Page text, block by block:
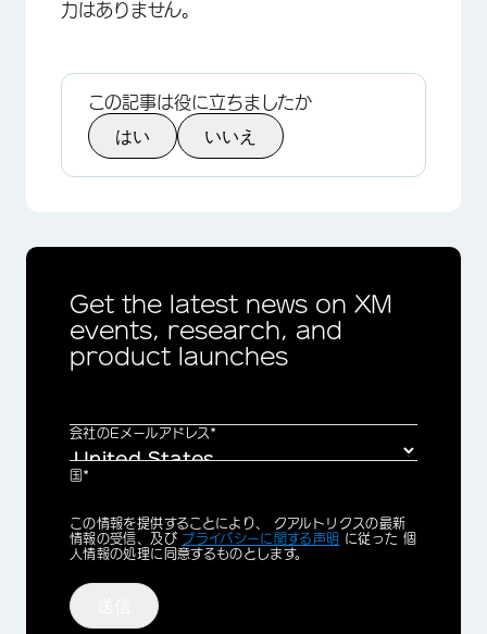
力はありません。
この記事は役に立ちましたか
はい いいえ
Get the latest news on XM
events, research, and
product launches
会社のEメールアドレス*
国*
Privacy
Optin
この情報を提供することにより、 クアルトリクスの最新
情報の受信、及び プライバシーに関する声明 に従った 個
人情報の処理に同意するものとします。